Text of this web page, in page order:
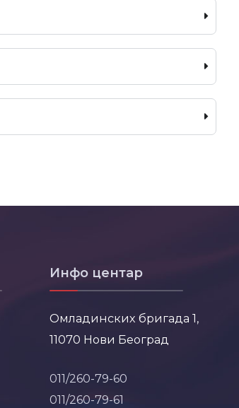
Инфо центар
Омладинских бригада 1,
11070 Нови Београд
011/260-79-60
011/260-79-61